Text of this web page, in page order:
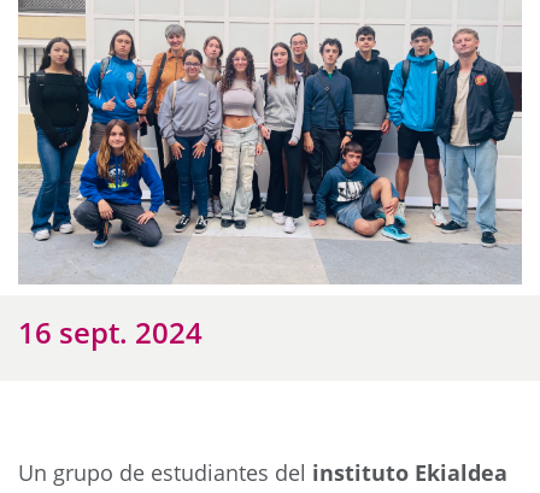
16 sept. 2024
Un grupo de estudiantes del instituto Ekialdea